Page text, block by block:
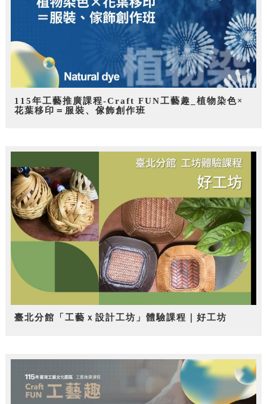
115年工藝推廣課程-Craft FUN工藝趣_植物染色×
花葉移印＝服裝、傢飾創作班
臺北分館「工藝ｘ設計工坊」體驗課程｜好工坊